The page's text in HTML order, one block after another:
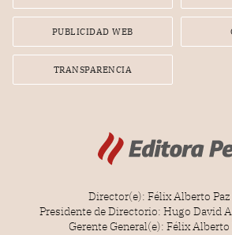
PUBLICIDAD WEB
TRANSPARENCIA
Director(e): Félix Alberto
Presidente de Directorio: Hugo David
Gerente General(e): Félix Alberto